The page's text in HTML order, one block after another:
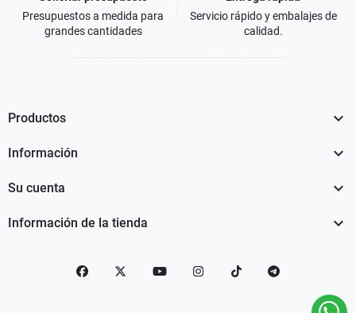
Presupuestos a medida para
grandes cantidades
Servicio rápido y embalajes de
calidad.
Productos 
Información 
Su cuenta 
Información de la tienda 